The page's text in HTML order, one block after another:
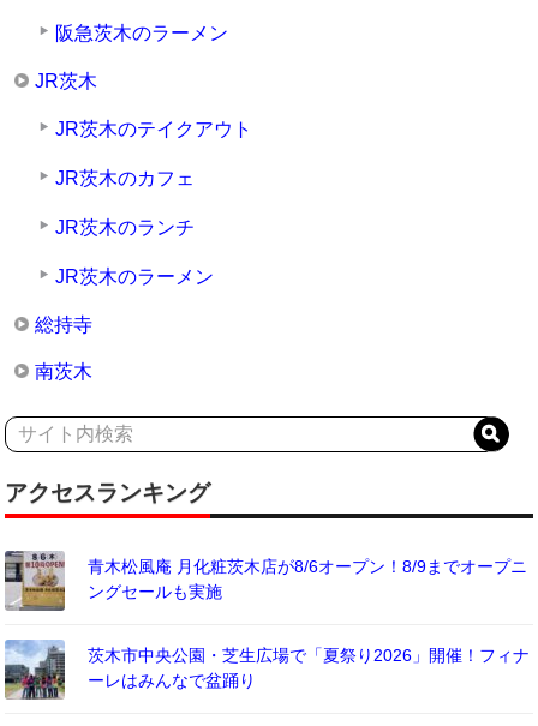
阪急茨木のラーメン
JR茨木
JR茨木のテイクアウト
JR茨木のカフェ
JR茨木のランチ
JR茨木のラーメン
総持寺
南茨木
アクセスランキング
青木松風庵 月化粧茨木店が8/6オープン！8/9までオープニ
ングセールも実施
茨木市中央公園・芝生広場で「夏祭り2026」開催！フィナ
ーレはみんなで盆踊り